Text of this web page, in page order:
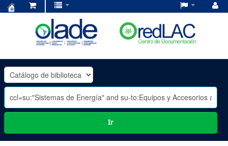
OLADE
-
Ir